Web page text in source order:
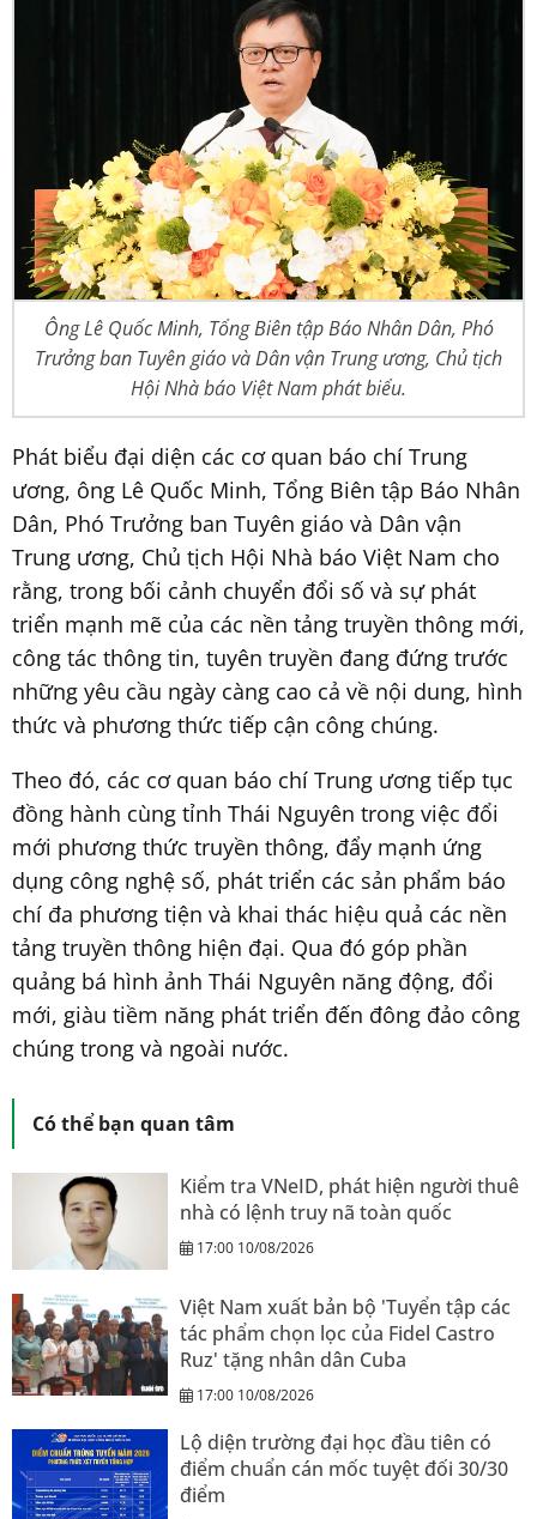
Ông Lê Quốc Minh, Tổng Biên tập Báo Nhân Dân, Phó
Trưởng ban Tuyên giáo và Dân vận Trung ương, Chủ tịch
Hội Nhà báo Việt Nam phát biểu.
Phát biểu đại diện các cơ quan báo chí Trung
ương, ông Lê Quốc Minh, Tổng Biên tập Báo Nhân
Dân, Phó Trưởng ban Tuyên giáo và Dân vận
Trung ương, Chủ tịch Hội Nhà báo Việt Nam cho
rằng, trong bối cảnh chuyển đổi số và sự phát
triển mạnh mẽ của các nền tảng truyền thông mới,
công tác thông tin, tuyên truyền đang đứng trước
những yêu cầu ngày càng cao cả về nội dung, hình
thức và phương thức tiếp cận công chúng.
Theo đó, các cơ quan báo chí Trung ương tiếp tục
đồng hành cùng tỉnh Thái Nguyên trong việc đổi
mới phương thức truyền thông, đẩy mạnh ứng
dụng công nghệ số, phát triển các sản phẩm báo
chí đa phương tiện và khai thác hiệu quả các nền
tảng truyền thông hiện đại. Qua đó góp phần
quảng bá hình ảnh Thái Nguyên năng động, đổi
mới, giàu tiềm năng phát triển đến đông đảo công
chúng trong và ngoài nước.
Có thể bạn quan tâm
Kiểm tra VNeID, phát hiện người thuê
nhà có lệnh truy nã toàn quốc
17:00 10/08/2026
Việt Nam xuất bản bộ 'Tuyển tập các
tác phẩm chọn lọc của Fidel Castro
Ruz' tặng nhân dân Cuba
17:00 10/08/2026
Lộ diện trường đại học đầu tiên có
điểm chuẩn cán mốc tuyệt đối 30/30
điểm